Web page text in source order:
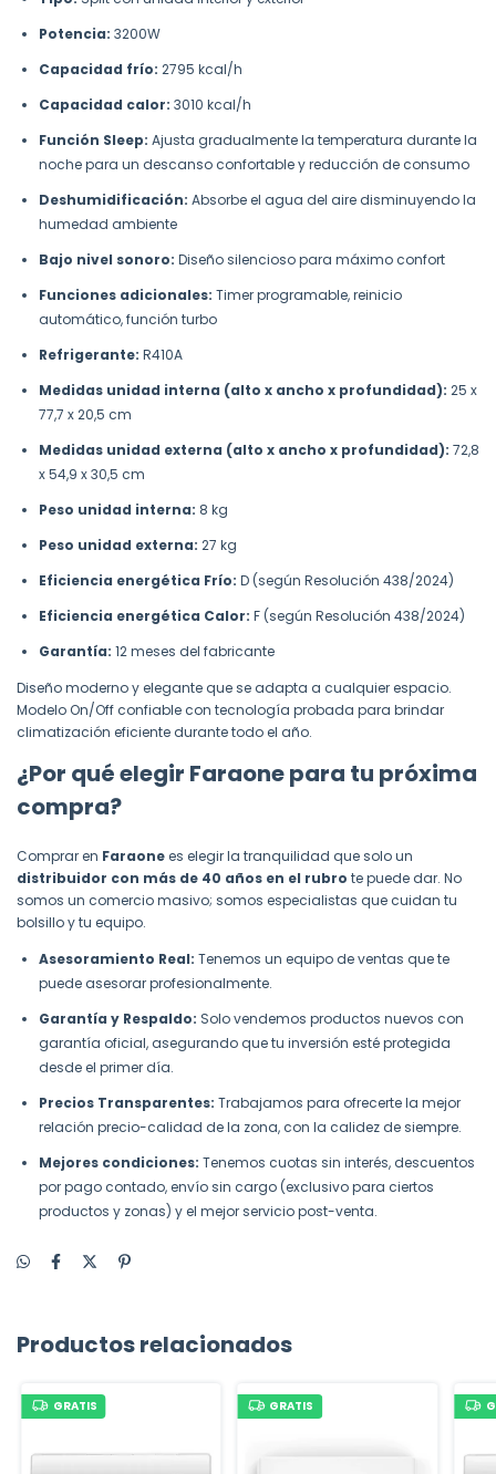
Potencia: 3200W
Capacidad frío: 2795 kcal/h
Capacidad calor: 3010 kcal/h
Función Sleep: Ajusta gradualmente la temperatura durante la
noche para un descanso confortable y reducción de consumo
Deshumidificación: Absorbe el agua del aire disminuyendo la
humedad ambiente
Bajo nivel sonoro: Diseño silencioso para máximo confort
Funciones adicionales: Timer programable, reinicio
automático, función turbo
Refrigerante: R410A
Medidas unidad interna (alto x ancho x profundidad): 25 x
77,7 x 20,5 cm
Medidas unidad externa (alto x ancho x profundidad): 72,8
x 54,9 x 30,5 cm
Peso unidad interna: 8 kg
Peso unidad externa: 27 kg
Eficiencia energética Frío: D (según Resolución 438/2024)
Eficiencia energética Calor: F (según Resolución 438/2024)
Garantía: 12 meses del fabricante
Diseño moderno y elegante que se adapta a cualquier espacio.
Modelo On/Off confiable con tecnología probada para brindar
climatización eficiente durante todo el año.
¿Por qué elegir Faraone para tu próxima
compra?
Comprar en Faraonees elegir la tranquilidad que solo un
distribuidor con más de 40 años en el rubro te puede dar. No
somos un comercio masivo; somos especialistas que cuidan tu
bolsillo y tu equipo.
Asesoramiento Real: Tenemos un equipo de ventas que te
puede asesorar profesionalmente.
Garantía y Respaldo: Solo vendemos productos nuevos con
garantía oficial, asegurando que tu inversión esté protegida
desde el primer día.
Precios Transparentes: Trabajamos para ofrecerte la mejor
relación precio-calidad de la zona, con la calidez de siempre.
Mejores condiciones: Tenemos cuotas sin interés, descuentos
por pago contado, envío sin cargo (exclusivo para ciertos
productos y zonas) y el mejor servicio post-venta.
Productos relacionados
GRATIS GRATIS